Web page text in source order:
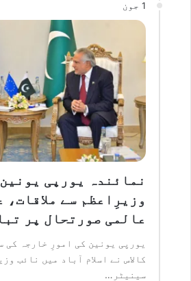
1 جون
نمائندہ یورپی
وزیرِاعظم سے ملاقات،
عالمی صورتحال پر
یورپی یونین کی امورِ خارجہ کی
کالاس نے اسلام آباد میں نائب
سینیٹر…